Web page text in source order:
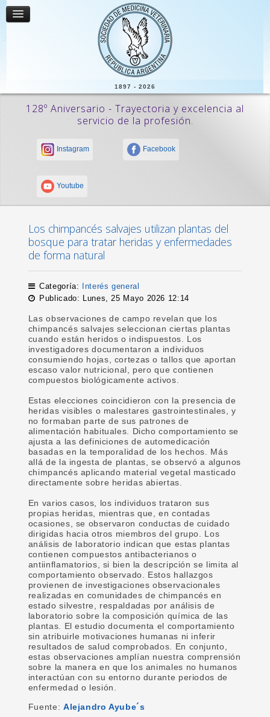
1897 - 2026
128º Aniversario - Trayectoria y excelencia al
servicio de la profesión.
Instagram Facebook
Youtube
Los chimpancés salvajes utilizan plantas del
bosque para tratar heridas y enfermedades
de forma natural
Categoría:
Interés general
Publicado: Lunes, 25 Mayo 2026 12:14
Las observaciones de campo revelan que los
chimpancés salvajes seleccionan ciertas plantas
cuando están heridos o indispuestos. Los
investigadores documentaron a individuos
consumiendo hojas, cortezas o tallos que aportan
escaso valor nutricional, pero que contienen
compuestos biológicamente activos.
Estas elecciones coincidieron con la presencia de
heridas visibles o malestares gastrointestinales, y
no formaban parte de sus patrones de
alimentación habituales. Dicho comportamiento se
ajusta a las definiciones de automedicación
basadas en la temporalidad de los hechos. Más
allá de la ingesta de plantas, se observó a algunos
chimpancés aplicando material vegetal masticado
directamente sobre heridas abiertas.
En varios casos, los individuos trataron sus
propias heridas, mientras que, en contadas
ocasiones, se observaron conductas de cuidado
dirigidas hacia otros miembros del grupo. Los
análisis de laboratorio indican que estas plantas
contienen compuestos antibacterianos o
antiinflamatorios, si bien la descripción se limita al
comportamiento observado. Estos hallazgos
provienen de investigaciones observacionales
realizadas en comunidades de chimpancés en
estado silvestre, respaldadas por análisis de
laboratorio sobre la composición química de las
plantas. El estudio documenta el comportamiento
sin atribuirle motivaciones humanas ni inferir
resultados de salud comprobados. En conjunto,
estas observaciones amplían nuestra comprensión
sobre la manera en que los animales no humanos
interactúan con su entorno durante periodos de
enfermedad o lesión.
Fuente: Alejandro Ayube´s